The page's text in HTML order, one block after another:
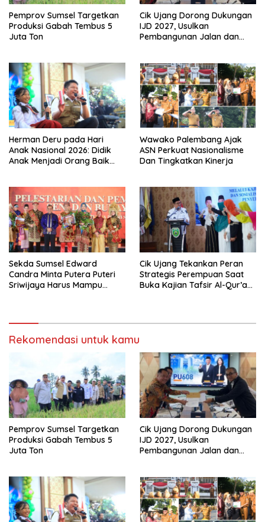
Pemprov Sumsel Targetkan
Produksi Gabah Tembus 5
Juta Ton
Cik Ujang Dorong Dukungan
IJD 2027, Usulkan
Pembangunan Jalan dan
Herman Deru pada Hari
Anak Nasional 2026: Didik
Anak Menjadi Orang Baik
Wawako Palembang Ajak
ASN Perkuat Nasionalisme
Dan Tingkatkan Kinerja
Sekda Sumsel Edward
Candra Minta Putera Puteri
Sriwijaya Harus Mampu
Cik Ujang Tekankan Peran
Strategis Perempuan Saat
Buka Kajian Tafsir Al-Qur’an
Rekomendasi untuk kamu
Pemprov Sumsel Targetkan
Produksi Gabah Tembus 5
Juta Ton
Cik Ujang Dorong Dukungan
IJD 2027, Usulkan
Pembangunan Jalan dan